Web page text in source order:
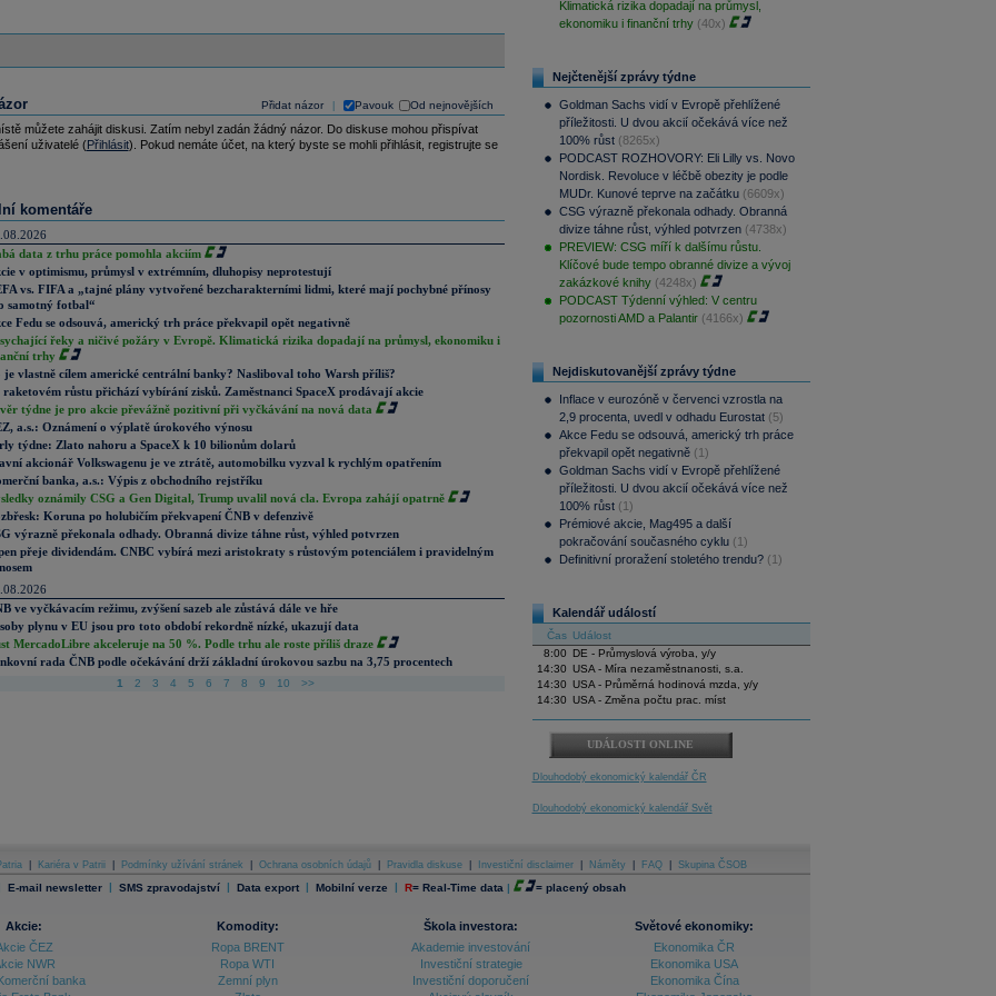
Přidat názor Pavouk Od nejnovějších
můžete zahájit diskusi. Zatím nebyl zadán žádný názor. Do diskuse mohou přispívat
uživatelé (Přihlásit). Pokud nemáte účet, na který byste se mohli přihlásit, registrujte se
komentáře
data z trhu práce pomohla akciím
v optimismu, průmysl v extrémním, dluhopisy neprotestují
vs. FIFA a „tajné plány vytvořené bezcharakterními lidmi, které mají pochybné přínosy
samotný fotbal“
Fedu se odsouvá, americký trh práce překvapil opět negativně
řeky a ničivé požáry v Evropě. Klimatická rizika dopadají na průmysl, ekonomiku i
trhy
je vlastně cílem americké centrální banky? Nasliboval toho Warsh příliš?
raketovém růstu přichází vybírání zisků. Zaměstnanci SpaceX prodávají akcie
týdne je pro akcie převážně pozitivní při vyčkávání na nová data
a.s.: Oznámení o výplatě úrokového výnosu
týdne: Zlato nahoru a SpaceX k 10 bilionům dolarů
akcionář Volkswagenu je ve ztrátě, automobilku vyzval k rychlým opatřením
banka, a.s.: Výpis z obchodního rejstříku
oznámily CSG a Gen Digital, Trump uvalil nová cla. Evropa zahájí opatrně
Koruna po holubičím překvapení ČNB v defenzivě
výrazně překonala odhady. Obranná divize táhne růst, výhled potvrzen
přeje dividendám. CNBC vybírá mezi aristokraty s růstovým potenciálem i pravidelným
ve vyčkávacím režimu, zvýšení sazeb ale zůstává dále ve hře
plynu v EU jsou pro toto období rekordně nízké, ukazují data
MercadoLibre akceleruje na 50 %. Podle trhu ale roste příliš draze
rada ČNB podle očekávání drží základní úrokovou sazbu na 3,75 procentech
1 2 3 4 5 6 7 8 9 10 >>
Klimatická rizika dopadají na průmysl,
ekonomiku i finanční trhy (40x)
Nejčtenější zprávy týdne
Goldman Sachs vidí v Evropě přehlížené
příležitosti. U dvou akcií očekává více než
100% růst (8265x)
PODCAST ROZHOVORY: Eli Lilly vs. Novo
Nordisk. Revoluce v léčbě obezity je podle
MUDr. Kunové teprve na začátku (6609x)
CSG výrazně překonala odhady. Obranná
divize táhne růst, výhled potvrzen (4738x)
PREVIEW: CSG míří k dalšímu růstu.
Klíčové bude tempo obranné divize a vývoj
zakázkové knihy (4248x)
PODCAST Týdenní výhled: V centru
pozornosti AMD a Palantir (4166x)
Nejdiskutovanější zprávy týdne
Inflace v eurozóně v červenci vzrostla na
2,9 procenta, uvedl v odhadu Eurostat (5)
Akce Fedu se odsouvá, americký trh práce
překvapil opět negativně (1)
Goldman Sachs vidí v Evropě přehlížené
příležitosti. U dvou akcií očekává více než
100% růst (1)
Prémiové akcie, Mag495 a další
pokračování současného cyklu (1)
Definitivní proražení stoletého trendu? (1)
Kalendář událostí
Čas Událost
8:00
DE - Průmyslová výroba, y/y
14:30 USA - Míra nezaměstnanosti, s.a.
14:30 USA - Průměrná hodinová mzda, y/y
14:30 USA - Změna počtu prac. míst
UDÁLOSTI ONLINE
Dlouhodobý ekonomický kalendář ČR
Dlouhodobý ekonomický kalendář Svět
Kariéra v Patrii Podmínky užívání stránek Ochrana osobních údajů Pravidla diskuse Investiční disclaimer Náměty FAQ Skupina ČSOB
E-mail newsletter | SMS zpravodajství | Data export | Mobilní verze | R= Real-Time data | = placený obsah
Akcie:
ČEZ
NWR
banka
Komodity:
Ropa BRENT
Ropa WTI
Zemní plyn
Škola investora:
Akademie investování
Investiční strategie
Investiční doporučení
Světové ekonomiky:
Ekonomika ČR
Ekonomika USA
Ekonomika Čína